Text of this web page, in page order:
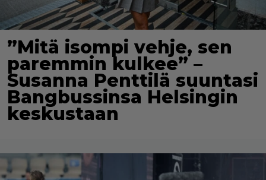
”Mitä isompi vehje, sen
paremmin kulkee” –
Susanna Penttilä suuntasi
Bangbussinsa Helsingin
keskustaan